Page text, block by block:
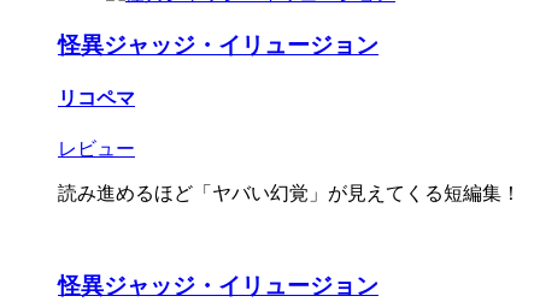
怪異ジャッジ・イリュージョン
リコペマ
レビュー
読み進めるほど「ヤバい幻覚」が見えてくる短編集！
怪異ジャッジ・イリュージョン